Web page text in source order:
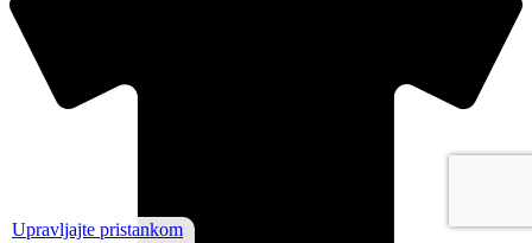
Upravljajte pristankom